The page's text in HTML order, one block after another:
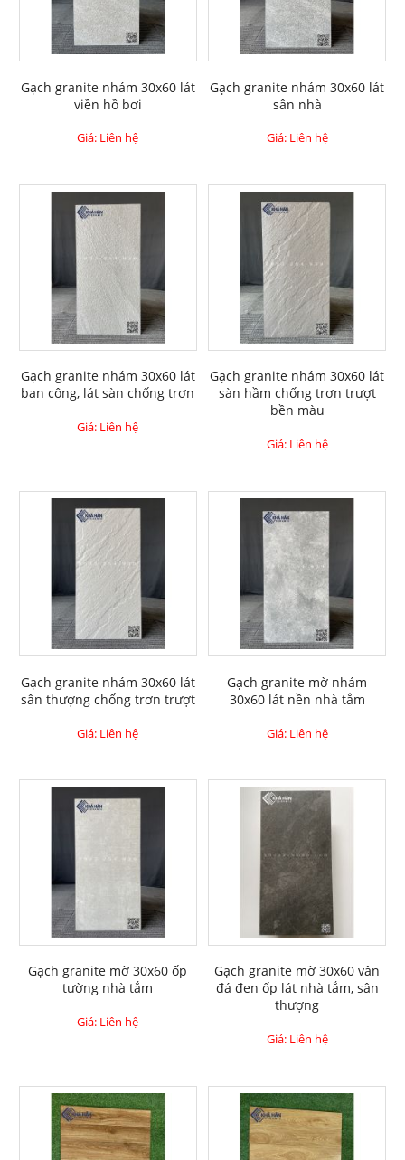
Gạch granite nhám 30x60 lát
viền hồ bơi
Giá: Liên hệ
Gạch granite nhám 30x60 lát
sân nhà
Giá: Liên hệ
Gạch granite nhám 30x60 lát
ban công, lát sàn chống trơn
Giá: Liên hệ
Gạch granite nhám 30x60 lát
sàn hầm chống trơn trượt
bền màu
Giá: Liên hệ
Gạch granite nhám 30x60 lát
sân thượng chống trơn trượt
Giá: Liên hệ
Gạch granite mờ nhám
30x60 lát nền nhà tắm
Giá: Liên hệ
Gạch granite mờ 30x60 ốp
tường nhà tắm
Giá: Liên hệ
Gạch granite mờ 30x60 vân
đá đen ốp lát nhà tắm, sân
thượng
Giá: Liên hệ